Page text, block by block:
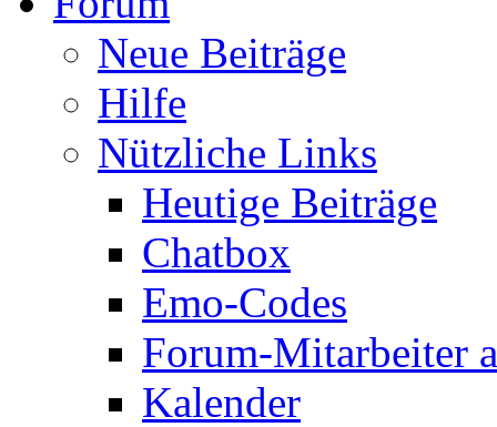
Neue Beiträge
Hilfe
Nützliche Links
Heutige Beiträge
Chatbox
Emo-Codes
Forum-Mitarbeiter
Kalender